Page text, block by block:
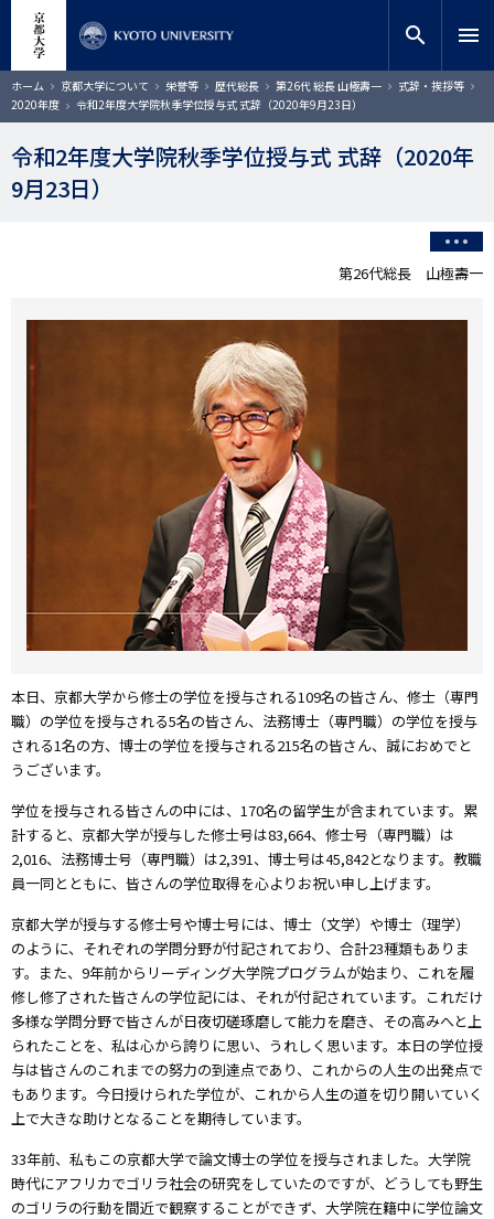
コ
ン
テ
ツ
に
サイト内検索
検索
search menu
ホーム 京都大学について 栄誉等 歴代総長 第26代 総長 山極壽一
式辞・挨拶等
2020年度
令和2年度大学院秋季学位授与式 式辞（2020年9月23日）
令和2年度大学院秋季学位授与式 式辞（2020年
9月23日）
第26代総長 山極壽一
本日、京都大学から修士の学位を授与される109名の皆さん、修士（専門
職）の学位を授与される5名の皆さん、法務博士（専門職）の学位を授与
される1名の方、博士の学位を授与される215名の皆さん、誠におめでと
うございます。
学位を授与される皆さんの中には、170名の留学生が含まれています。累
計すると、京都大学が授与した修士号は83,664、修士号（専門職）は
2,016、法務博士号（専門職）は2,391、博士号は45,842となります。教職
員一同とともに、皆さんの学位取得を心よりお祝い申し上げます。
京都大学が授与する修士号や博士号には、博士（文学）や博士（理学）
のように、それぞれの学問分野が付記されており、合計23種類もありま
す。また、9年前からリーディング大学院プログラムが始まり、これを履
修し修了された皆さんの学位記には、それが付記されています。これだけ
多様な学問分野で皆さんが日夜切磋琢磨して能力を磨き、その高みへと上
られたことを、私は心から誇りに思い、うれしく思います。本日の学位授
与は皆さんのこれまでの努力の到達点であり、これからの人生の出発点で
もあります。今日授けられた学位が、これから人生の道を切り開いていく
上で大きな助けとなることを期待しています。
33年前、私もこの京都大学で論文博士の学位を授与されました。大学院
時代にアフリカでゴリラ社会の研究をしていたのですが、どうしても野生
のゴリラの行動を間近で観察することができず、大学院在籍中に学位論文